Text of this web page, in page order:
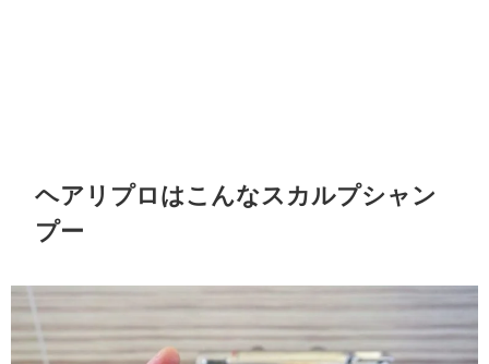
ヘアリプロはこんなスカルプシャン
プー